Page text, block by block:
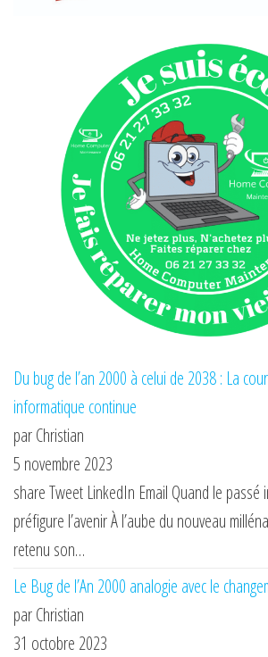
Du bug de l’an 2000 à celui de 2038 : La
informatique continue
par Christian
5 novembre 2023
share Tweet LinkedIn Email Quand le passé
préfigure l’avenir À l’aube du nouveau
retenu son…
Le Bug de l’An 2000 analogie avec le
par Christian
31 octobre 2023